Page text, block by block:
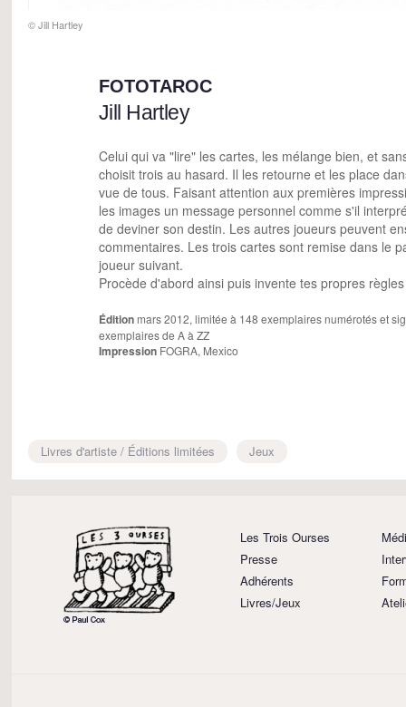
© Jill Hartley
FOTOTAROC
Jill Hartley
Celui qui va "lire" les cartes, les mélange bien, et
choisit trois au hasard. Il les retourne et les place
vue de tous. Faisant attention aux premières
les images un message personnel comme s'il
de deviner son destin. Les autres joueurs peuvent
commentaires. Les trois cartes sont remise dans le
joueur suivant.
Procède d'abord ainsi puis invente tes propres
Éditionmars 2012, limitée à 148 exemplaires numérotés et
exemplaires de A à ZZ
Impression FOGRA, Mexico
Livres d'artiste / Éditions limitées Jeux
Les Trois Ourses
Presse
Adhérents
Livres/Jeux